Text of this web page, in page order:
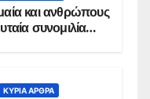
και ανθρώπους
συνομιλία
ΚΥΡΙΑ ΑΡΘΡΑ